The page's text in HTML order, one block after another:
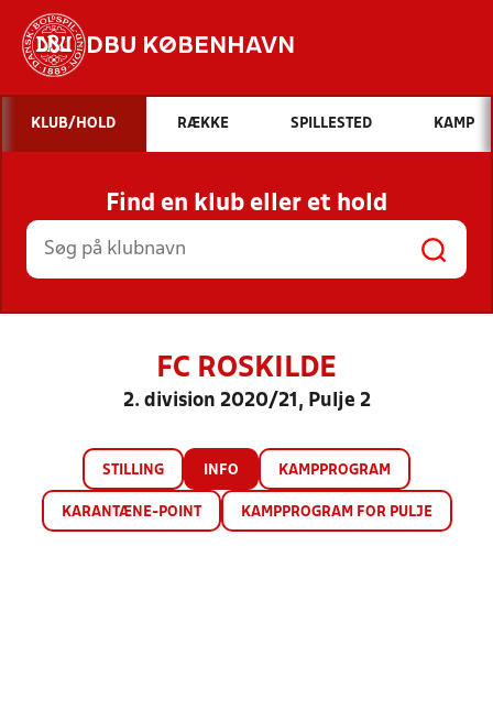
DBU KØBENHAVN
Hvad vil du søge efter?
INDHOLD OG NYHEDER
STILLINGER, RESULTATER, KLUBBER OG
HOLD
KLUB/HOLD RÆKKE SPILLESTED KAMP
Find en klub eller et hold
FC ROSKILDE
2. division 2020/21, Pulje 2
STILLING INFO KAMPPROGRAM
KARANTÆNE-POINT KAMPPROGRAM FOR PULJE